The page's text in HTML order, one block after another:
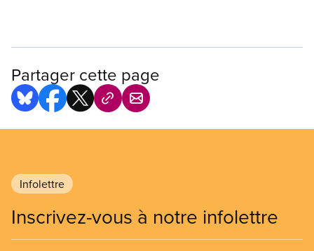
Partager cette page
Infolettre
Inscrivez-vous à notre infolettre